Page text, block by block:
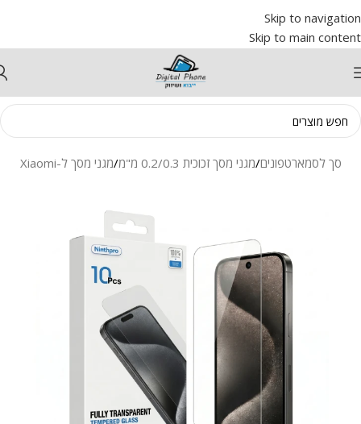
Skip to navigation
Skip to main content
מסך לסמארטפונים/מגני מסך זכוכית 0.2/0.3 מ"מ /מגני מסך ל-Xiaomi